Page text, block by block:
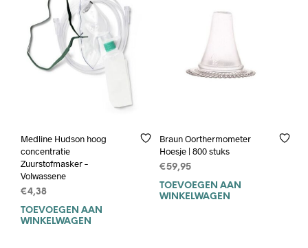
Medline Hudson hoog
concentratie
Zuurstofmasker –
Volwassene
€4,38
TOEVOEGEN AAN
WINKELWAGEN
Braun Oorthermometer
Hoesje | 800 stuks
€59,95
TOEVOEGEN AAN
WINKELWAGEN